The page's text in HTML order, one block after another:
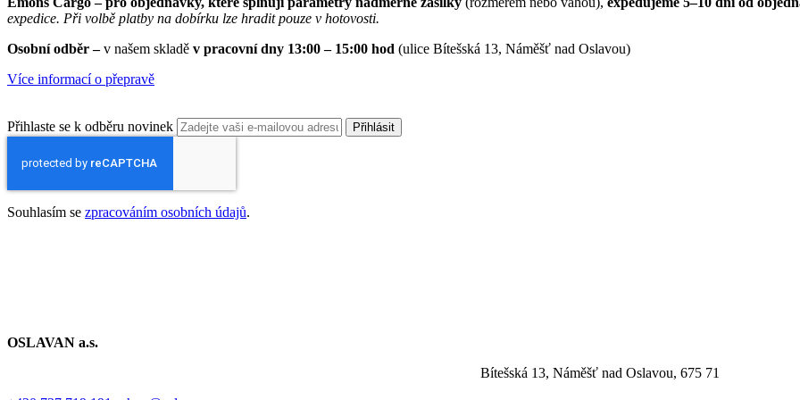
expedice. Při volbě platby na dobírku lze hradit pouze v hotovosti.
Osobní odběr –v našem skladě v pracovní dny 13:00 – 15:00 hod (ulice Bítešská 13, Náměšť nad Oslavou)
Více informací o přepravě
Přihlaste se k odběru novinek Přihlásit
Souhlasím se zpracováním osobních údajů.
OSLAVAN a.s.
Bítešská 13, Náměšť nad Oslavou, 675 71